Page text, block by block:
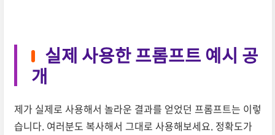
실제 사용한 프롬프트 예시 공
개
제가 실제로 사용해서 놀라운 결과를 얻었던 프롬프트는 이렇
습니다. 여러분도 복사해서 그대로 사용해보세요. 정확도가